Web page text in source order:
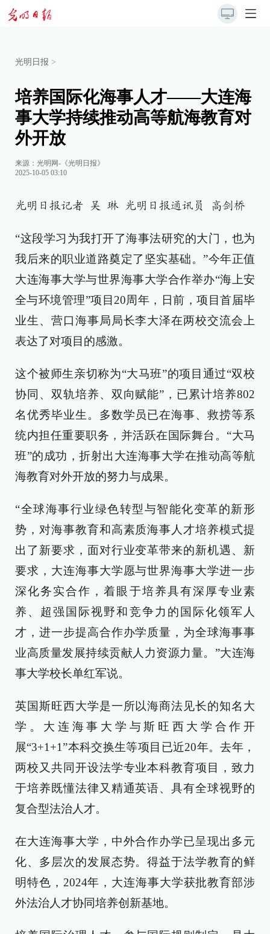
光明日报 >
培养国际化海事人才——大连海
事大学持续推动高等航海教育对
外开放
来源： 光明网-《光明日报》
2025-10-05 03:10
光明日报记者 吴 琳 光明日报通讯员 高剑桥
“这段学习为我打开了海事法研究的大门，也为
我后来的职业道路奠定了坚实基础。”今年正值
大连海事大学与世界海事大学合作举办“海上安
全与环境管理”项目20周年，日前，项目首届毕
业生、营口海事局局长李大泽在两校交流会上
表达了对项目的感激。
这个被师生亲切称为“大马班”的项目通过“双校
协同、双轨培养、双向赋能”，已累计培养802
名优秀毕业生。多数学员已在海事、救捞等系
统内担任重要职务，并活跃在国际舞台。“大马
班”的成功，折射出大连海事大学在推动高等航
海教育对外开放的努力与成果。
“全球海事行业绿色转型与智能化变革的新形
势，对海事教育和高素质海事人才培养模式提
出了新要求，面对行业变革带来的新机遇、新
要求，大连海事大学愿与世界海事大学进一步
深化务实合作，着眼于培养具有深厚专业素
养、超强国际视野和竞争力的国际化领军人
才，进一步提高合作办学质量，为全球海事事
业高质量发展持续贡献人力资源力量。”大连海
事大学校长单红军说。
英国斯旺西大学是一所以海商法见长的知名大
学。大连海事大学与斯旺西大学合作开
展“3+1+1”本科交换生等项目已近20年。去年，
两校又共同开设法学专业本科教育项目，致力
于培养既懂法律又精通英语、具有全球视野的
复合型法治人才。
在大连海事大学，中外合作办学已呈现出多元
化、多层次的发展态势。得益于法学教育的鲜
明特色，2024年，大连海事大学获批教育部涉
外法治人才协同培养创新基地。